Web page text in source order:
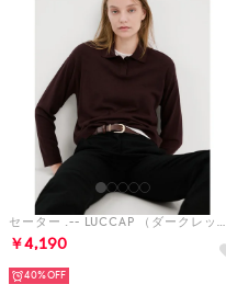
セーター .-- LUCCAP （ダークレッド）
￥4,190
40%